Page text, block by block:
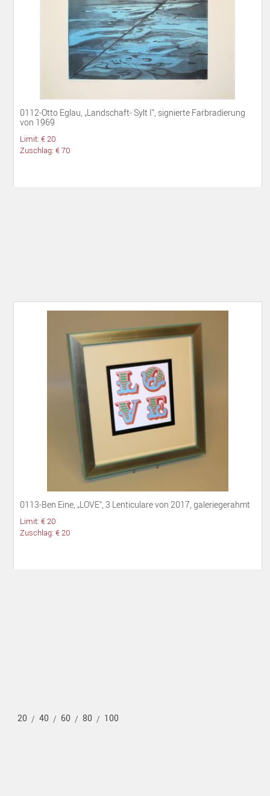
0112-Otto Eglau, „Landschaft- Sylt I“, signierte Farbradierung
von 1969
Limit: € 20
Zuschlag: € 70
0113-Ben Eine, „LOVE“, 3 Lenticulare von 2017, galeriegerahmt
Limit: € 20
Zuschlag: € 20
20 / 40 / 60 / 80 / 100